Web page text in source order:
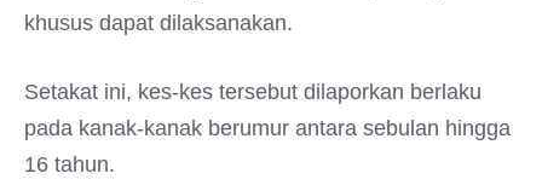
khusus dapat dilaksanakan.
Setakat ini, kes-kes tersebut dilaporkan berlaku
pada kanak-kanak berumur antara sebulan hingga
16 tahun.